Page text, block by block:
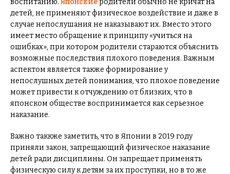
воспитанию. Японскиеродители обычно не кричат на
детей, не применяют физическое воздействие и даже в
случае непослушания не наказывают их. Вместо этого
имеет место обращение к принципу «учиться на
ошибках», при котором родители стараются объяснить
возможные последствия плохого поведения. Важным
аспектом является также формирование у
непослушных детей понимания, что плохое поведение
может привести к отчуждению от близких, что в
японском обществе воспринимается как серьезное
наказание.
Важно таккже заметить, что в Японии в 2019 году
приняли закон, запрещающий физическое наказание
детей ради дисциплины. Он запрещает применять
физическую силу к детям за их проступки, но в то же